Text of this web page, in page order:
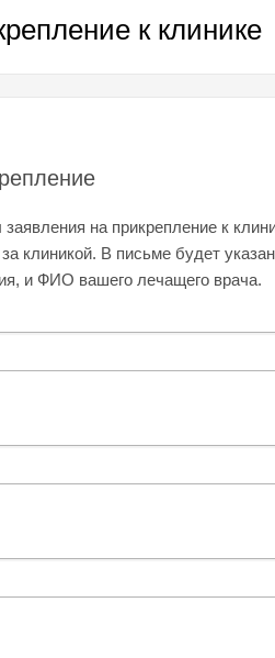
к клинике
на прикрепление к
клиникой. В письме будет
и ФИО вашего лечащего врача.